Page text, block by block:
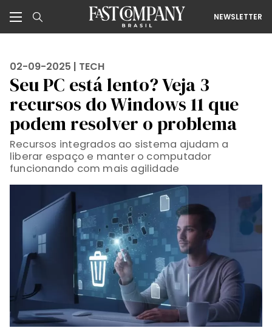
NEWSLETTER
02-09-2025 | TECH
Seu PC está lento? Veja 3
recursos do Windows 11 que
podem resolver o problema
Recursos integrados ao sistema ajudam a
liberar espaço e manter o computador
funcionando com mais agilidade